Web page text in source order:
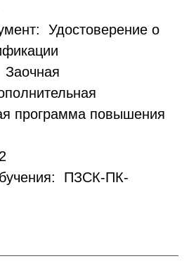
Удостоверение о
программа повышения
ПЗСК-ПК-